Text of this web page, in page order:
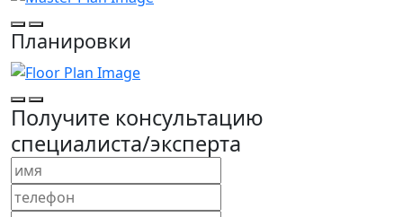
Планировки
Получите консультацию
специалиста/эксперта